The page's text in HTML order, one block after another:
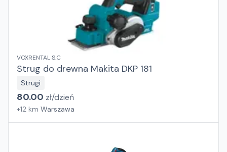
VOXRENTAL S.C
Strug do drewna Makita DKP 181
Strugi
80.00 zł/dzień
+12 km Warszawa